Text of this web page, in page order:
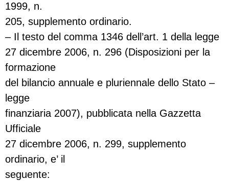
1999, n.
205, supplemento ordinario.
– Il testo del comma 1346 dell’art. 1 della legge
27 dicembre 2006, n. 296 (Disposizioni per la
formazione
del bilancio annuale e pluriennale dello Stato –
legge
finanziaria 2007), pubblicata nella Gazzetta
Ufficiale
27 dicembre 2006, n. 299, supplemento
ordinario, e’ il
seguente: